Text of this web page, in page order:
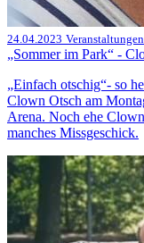
24.04.2023 Veranstaltungen
„Sommer im Park“ -
„Einfach otschig“- so
Clown Otsch am
Arena. Noch ehe
manches Missgeschick.